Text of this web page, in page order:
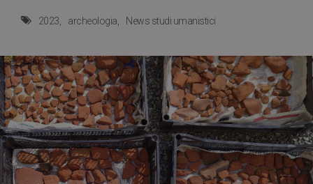
2023 archeologia News studi umanistici